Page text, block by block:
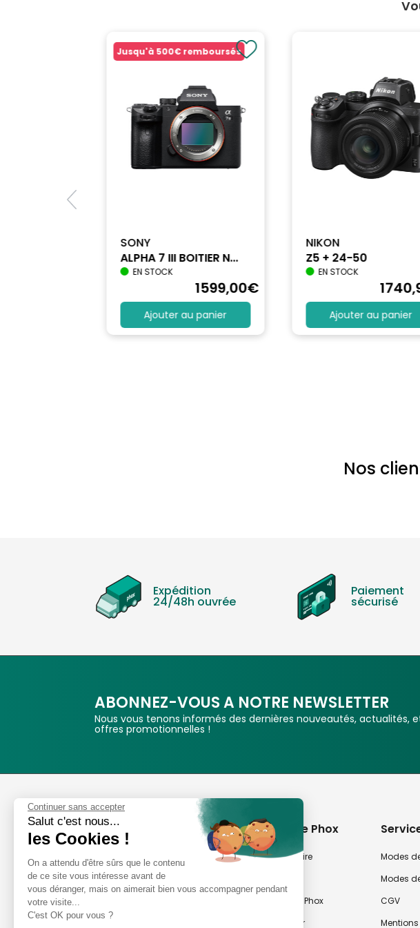
Stabilisateur d'Image: Non
MARQUE: SIGMA
Jusqu'à 500€ remboursés
SONY
ALPHA 7 III BOITIER N...
EN STOCK
1599,00€
Ajouter au panier
NIKON
Z5 + 24-50
EN STOCK
1740
Ajouter au panier
Nos
Expédition
24/48h ouvrée
Paiement
sécurisé
ABONNEZ-VOUS A NOTRE NEWSLETTER
Nous vous tenons informés des dernières nouveautés, actualités,
offres promotionnelles !
Phox
Spécialiste de l'image
Suivez-nous
Avis clients
A propos de Phox
Notre savoir-faire
Nos magasins Phox
Notre newsletter
Modes
Modes
CGV
Continuer sans accepter
Salut c'est nous...
les Cookies !
On a attendu d'être sûrs que le contenu
de ce site vous intéresse avant de
vous déranger, mais on aimerait bien vous accompagner pendant
votre visite...
C'est OK pour vous ?